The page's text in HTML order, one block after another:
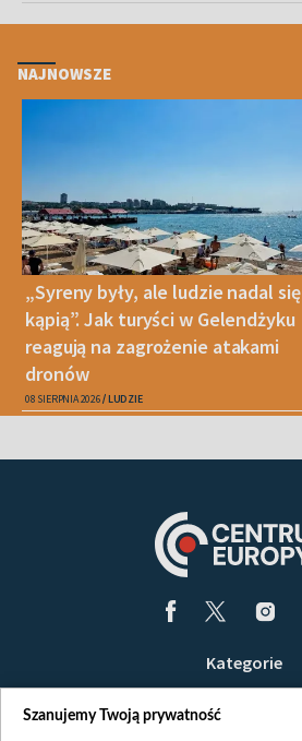
NAJNOWSZE
„Syreny były, ale ludzie nadal się
kąpią”. Jak turyści w Gelendżyku
reagują na zagrożenie atakami
dronów
08 SIERPNIA 2026 LUDZIE
Kategorie
Szanujemy Twoją prywatność